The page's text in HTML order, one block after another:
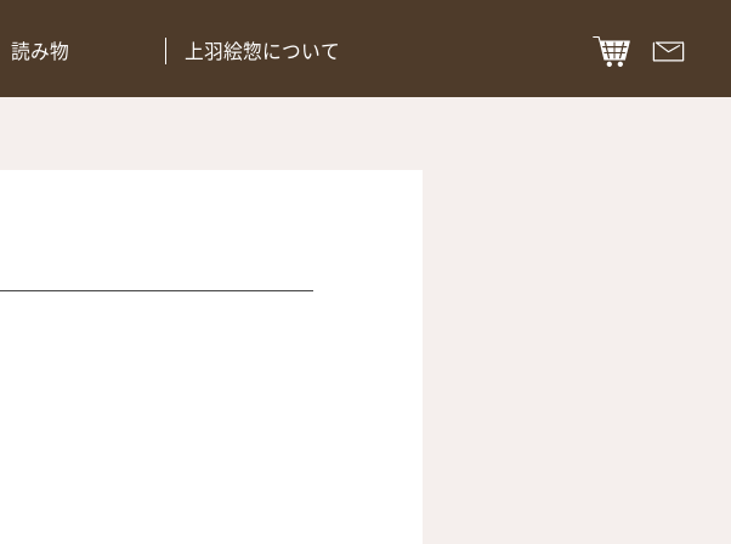
読み物 上羽絵惣について